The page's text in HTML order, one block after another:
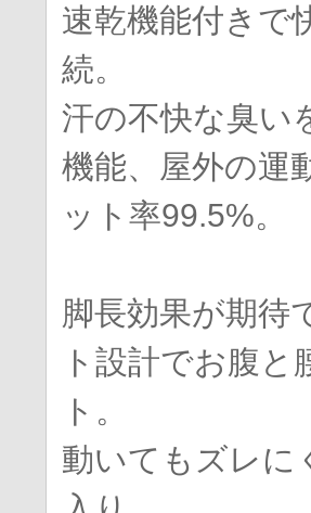
速乾機能付きで
続。
汗の不快な臭い
機能、屋外の運
ット率99.5%。
脚長効果が期待
ト設計でお腹
ト。
動いてもズレに